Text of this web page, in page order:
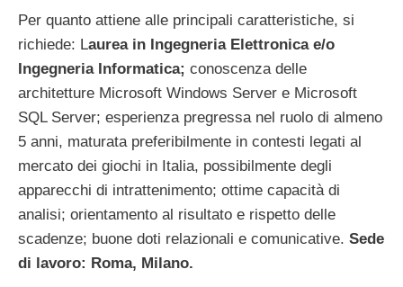
Per quanto attiene alle principali caratteristiche, si
richiede: Laurea in Ingegneria Elettronica e/o
Ingegneria Informatica; conoscenza delle
architetture Microsoft Windows Server e Microsoft
SQL Server; esperienza pregressa nel ruolo di almeno
5 anni, maturata preferibilmente in contesti legati al
mercato dei giochi in Italia, possibilmente degli
apparecchi di intrattenimento; ottime capacità di
analisi; orientamento al risultato e rispetto delle
scadenze; buone doti relazionali e comunicative. Sede
di lavoro: Roma, Milano.